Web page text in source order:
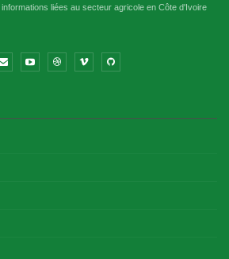
liées au secteur agricole en Côte d'Ivoire